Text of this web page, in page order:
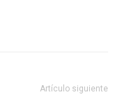
Artículo siguiente